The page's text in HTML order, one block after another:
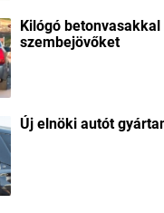
Kilógó betonvasakkal
szembejövőket
Új elnöki autót